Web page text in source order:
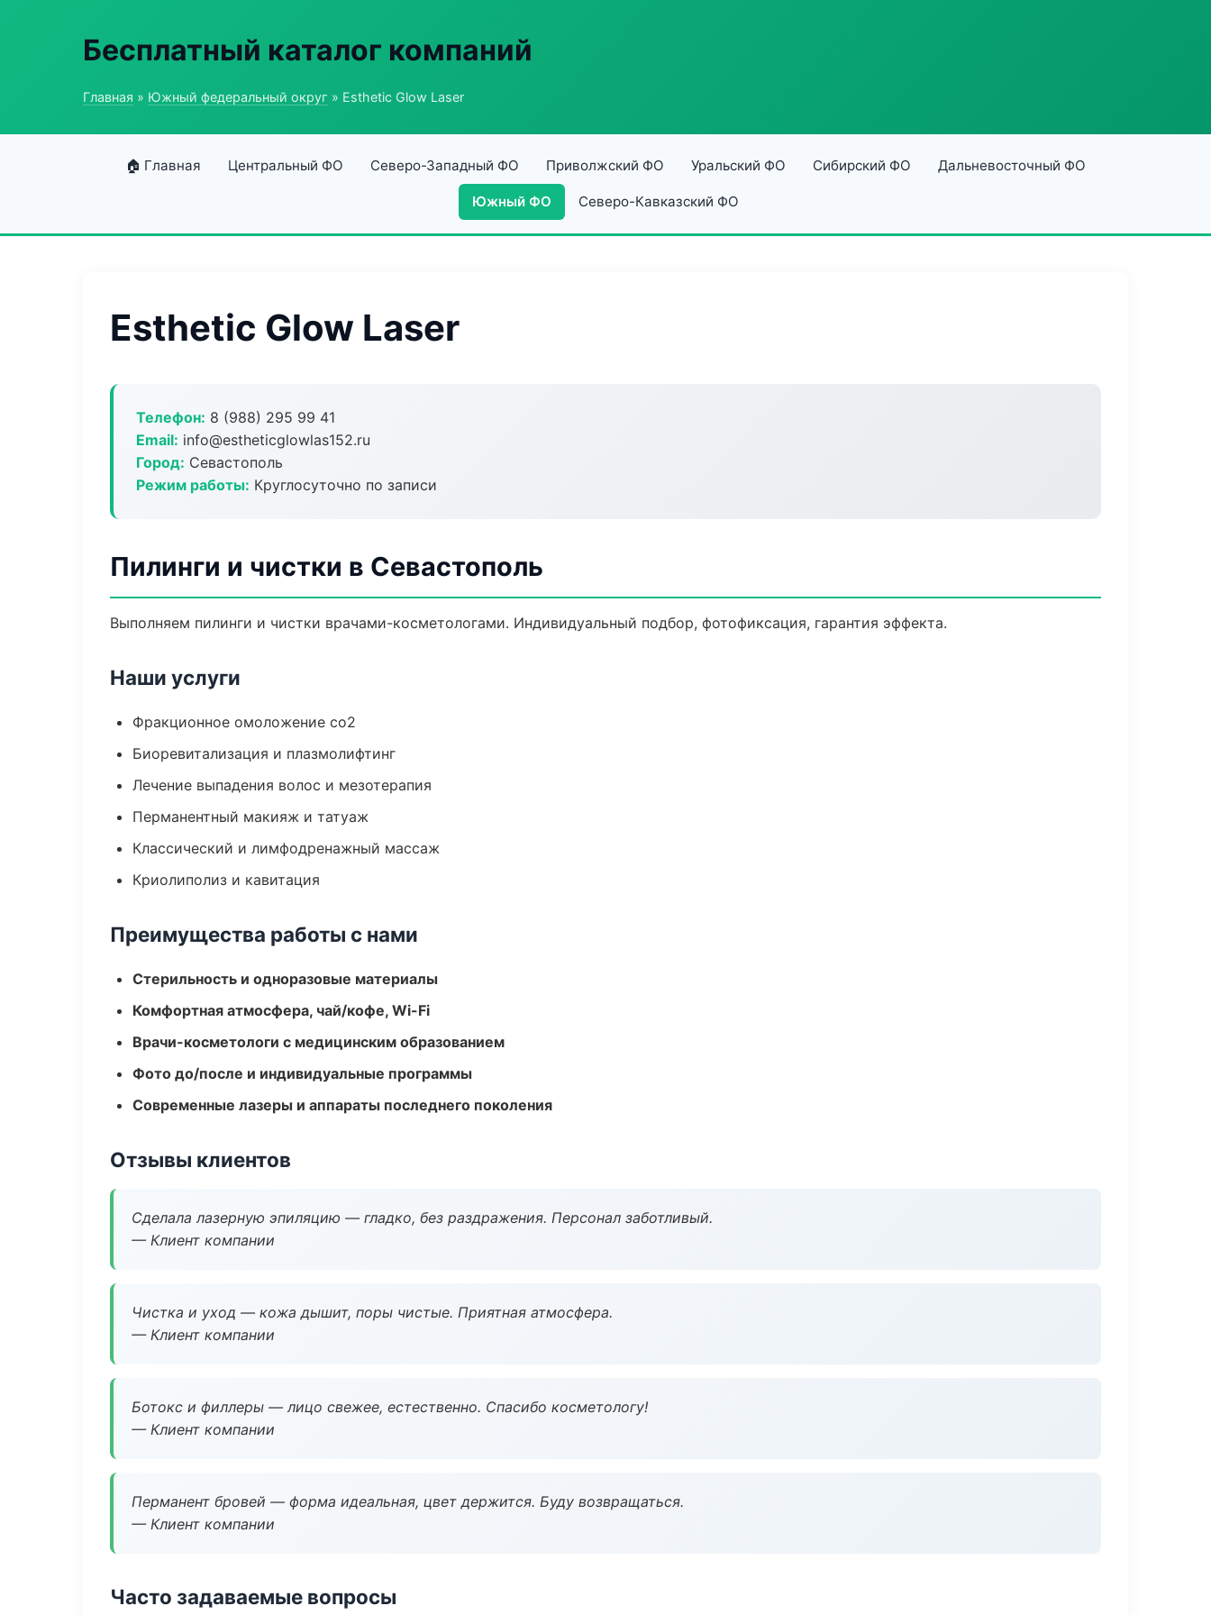
Бесплатный каталог компаний
Главная » Южный федеральный округ » Esthetic Glow Laser
🏠 Главная Центральный ФО Северо-Западный ФО Приволжский ФО Уральский ФО Сибирский ФО Дальневосточный ФО
Южный ФО Северо-Кавказский ФО
Esthetic Glow Laser
Телефон: 8 (988) 295 99 41
Email: info@estheticglowlas152.ru
Город: Севастополь
Режим работы: Круглосуточно по записи
Пилинги и чистки в Севастополь
Выполняем пилинги и чистки врачами-косметологами. Индивидуальный подбор, фотофиксация, гарантия эффекта.
Наши услуги
Фракционное омоложение co2
Биоревитализация и плазмолифтинг
Лечение выпадения волос и мезотерапия
Перманентный макияж и татуаж
Классический и лимфодренажный массаж
Криолиполиз и кавитация
Преимущества работы с нами
Стерильность и одноразовые материалы
Комфортная атмосфера, чай/кофе, Wi-Fi
Врачи-косметологи с медицинским образованием
Фото до/после и индивидуальные программы
Современные лазеры и аппараты последнего поколения
Отзывы клиентов
Сделала лазерную эпиляцию — гладко, без раздражения. Персонал заботливый.
— Клиент компании
Чистка и уход — кожа дышит, поры чистые. Приятная атмосфера.
— Клиент компании
Ботокс и филлеры — лицо свежее, естественно. Спасибо косметологу!
— Клиент компании
Перманент бровей — форма идеальная, цвет держится. Буду возвращаться.
— Клиент компании
Часто задаваемые вопросы